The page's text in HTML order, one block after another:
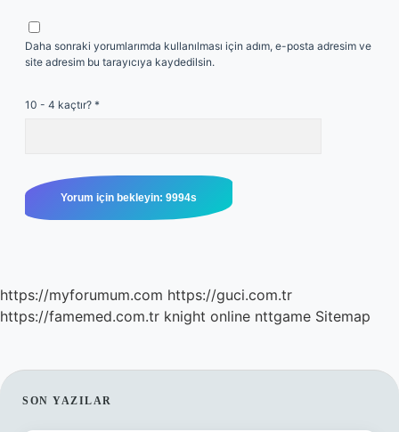
Daha sonraki yorumlarımda kullanılması için adım, e-posta adresim ve
site adresim bu tarayıcıya kaydedilsin.
10 - 4 kaçtır? *
https://myforumum.com https://guci.com.tr
https://famemed.com.tr knight online nttgame Sitemap
SIDEBAR
SON YAZILAR